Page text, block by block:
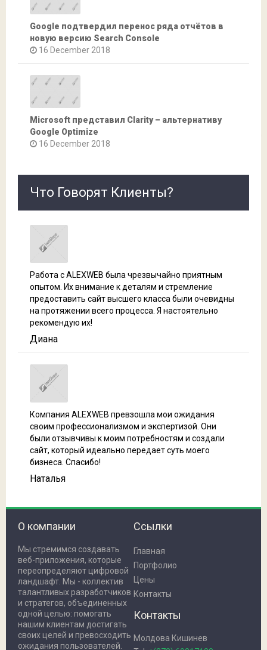
Google подтвердил перенос ряда отчётов в
новую версию Search Console
16 December 2018
Microsoft представил Clarity – альтернативу
Google Optimize
16 December 2018
Что Говорят Клиенты?
Работа с ALEXWEB была чрезвычайно приятным
опытом. Их внимание к деталям и стремление
предоставить сайт высшего класса были очевидны
на протяжении всего процесса. Я настоятельно
рекомендую их!
Диана
Компания ALEXWEB превзошла мои ожидания
своим профессионализмом и экспертизой. Они
были отзывчивы к моим потребностям и создали
сайт, который идеально передает суть моего
бизнеса. Спасибо!
Наталья
О компании
Мы стремимся создавать
веб-приложения, которые
переопределяют цифровой
ландшафт. Мы - коллектив
талантливых разработчиков
и стратегов, объединенных
одной целью: помогать
нашим клиентам достигать
своих целей и превосходить
ожидания пользователей.
Ссылки
Главная
Портфолио
Цены
Контакты
Контакты
Молдова Кишинев